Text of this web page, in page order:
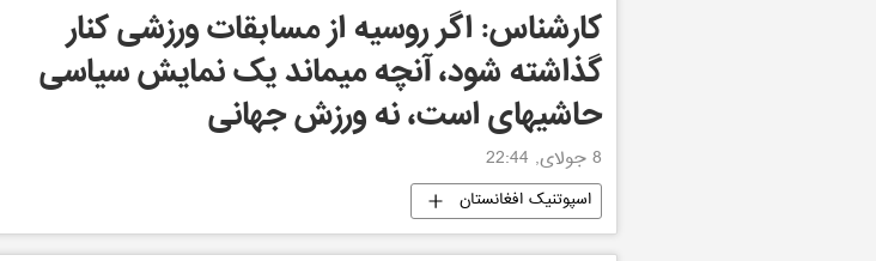
کارشناس: اگر روسیه از مسابقات ورزشی کنار
گذاشته شود، آنچه میماند یک نمایش سیاسی
حاشیهای است، نه ورزش جهانی
8 جولای, 22:44
اسپوتنیک افغانستان